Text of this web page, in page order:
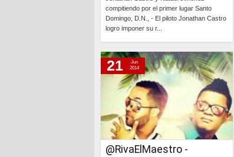
compitiendo por el primer lugar Santo
Domingo, D.N., - El piloto Jonathan Castro
logro imponer su r...
@RivaElMaestro -
21
Jun
2014
martes, 3 de junio de 2014